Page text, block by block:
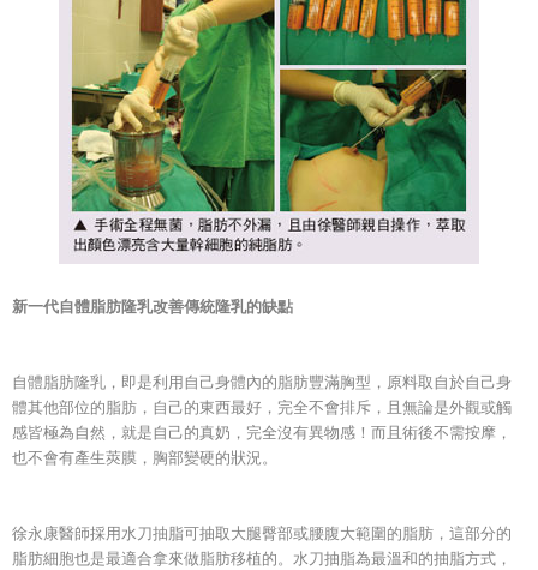
新一代自體脂肪隆乳改善傳統隆乳的缺點
自體脂肪隆乳，即是利用自己身體內的脂肪豐滿胸型，原料取自於自己身
體其他部位的脂肪，自己的東西最好，完全不會排斥，且無論是外觀或觸
感皆極為自然，就是自己的真奶，完全沒有異物感！而且術後不需按摩，
也不會有產生莢膜，胸部變硬的狀況。
徐永康醫師採用水刀抽脂可抽取大腿臀部或腰腹大範圍的脂肪，這部分的
脂肪細胞也是最適合拿來做脂肪移植的。水刀抽脂為最溫和的抽脂方式，